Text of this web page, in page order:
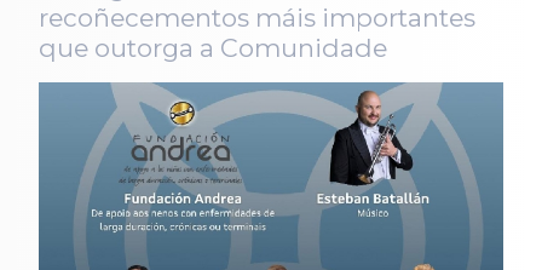
recoñecementos máis importantes
que outorga a Comunidade